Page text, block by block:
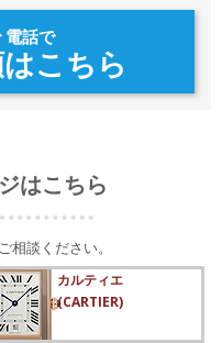
電話で
こちら
はこちら
談ください。
カルティエ
(CARTIER)